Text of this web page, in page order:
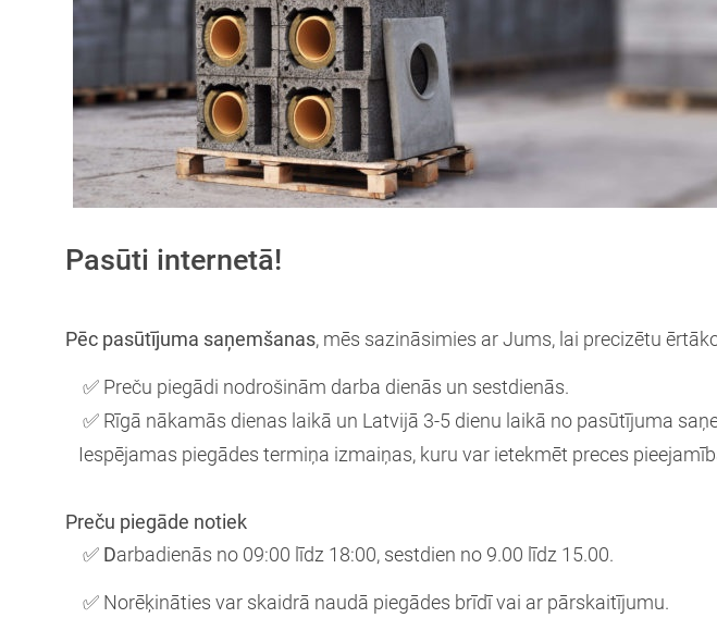
Pasūti internetā!
Pēc pasūtījuma saņemšanas, mēs sazināsimies ar Jums, lai precizētu
✅ Preču piegādi nodrošinām darba dienās un sestdienās.
✅ Rīgā nākamās dienas laikā un Latvijā 3-5 dienu laikā no pasūtījuma
Iespējamas piegādes termiņa izmaiņas, kuru var ietekmēt preces
Preču piegāde notiek
✅ Darbadienās no 09:00 līdz 18:00, sestdien no 9.00 līdz 15.00.
✅ Norēķināties var skaidrā naudā piegādes brīdī vai ar pārskaitījumu.